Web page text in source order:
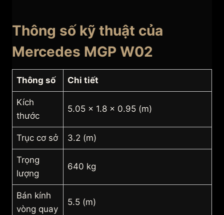
Thông số kỹ thuật của
Mercedes MGP W02
Thông số Chi tiết
Kích
thước
5.05 x 1.8 x 0.95 (m)
Trục cơ sở 3.2 (m)
Trọng
lượng
640 kg
Bán kính
vòng quay
5.5 (m)